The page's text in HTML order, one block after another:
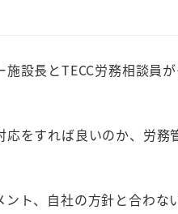
設長とTECC労務相談員
をすれば良いのか、労務
ト、自社の方針と合わな